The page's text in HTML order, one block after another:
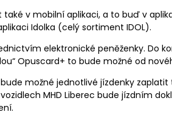
v mobilní aplikaci, a to buď v
Idolka (celý sortiment IDOL).
elektronické peněženky. Do
Opuscard+ to bude možné od
možné jednotlivé jízdenky zaplatit
MHD Liberec bude jízdním